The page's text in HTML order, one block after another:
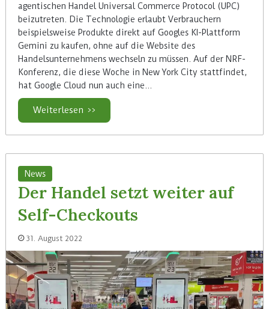
agentischen Handel Universal Commerce Protocol (UPC)
beizutreten. Die Technologie erlaubt Verbrauchern
beispielsweise Produkte direkt auf Googles KI-Plattform
Gemini zu kaufen, ohne auf die Website des
Handelsunternehmens wechseln zu müssen. Auf der NRF-
Konferenz, die diese Woche in New York City stattfindet,
hat Google Cloud nun auch eine…
Weiterlesen >>
News
Der Handel setzt weiter auf
Self-Checkouts
31. August 2022